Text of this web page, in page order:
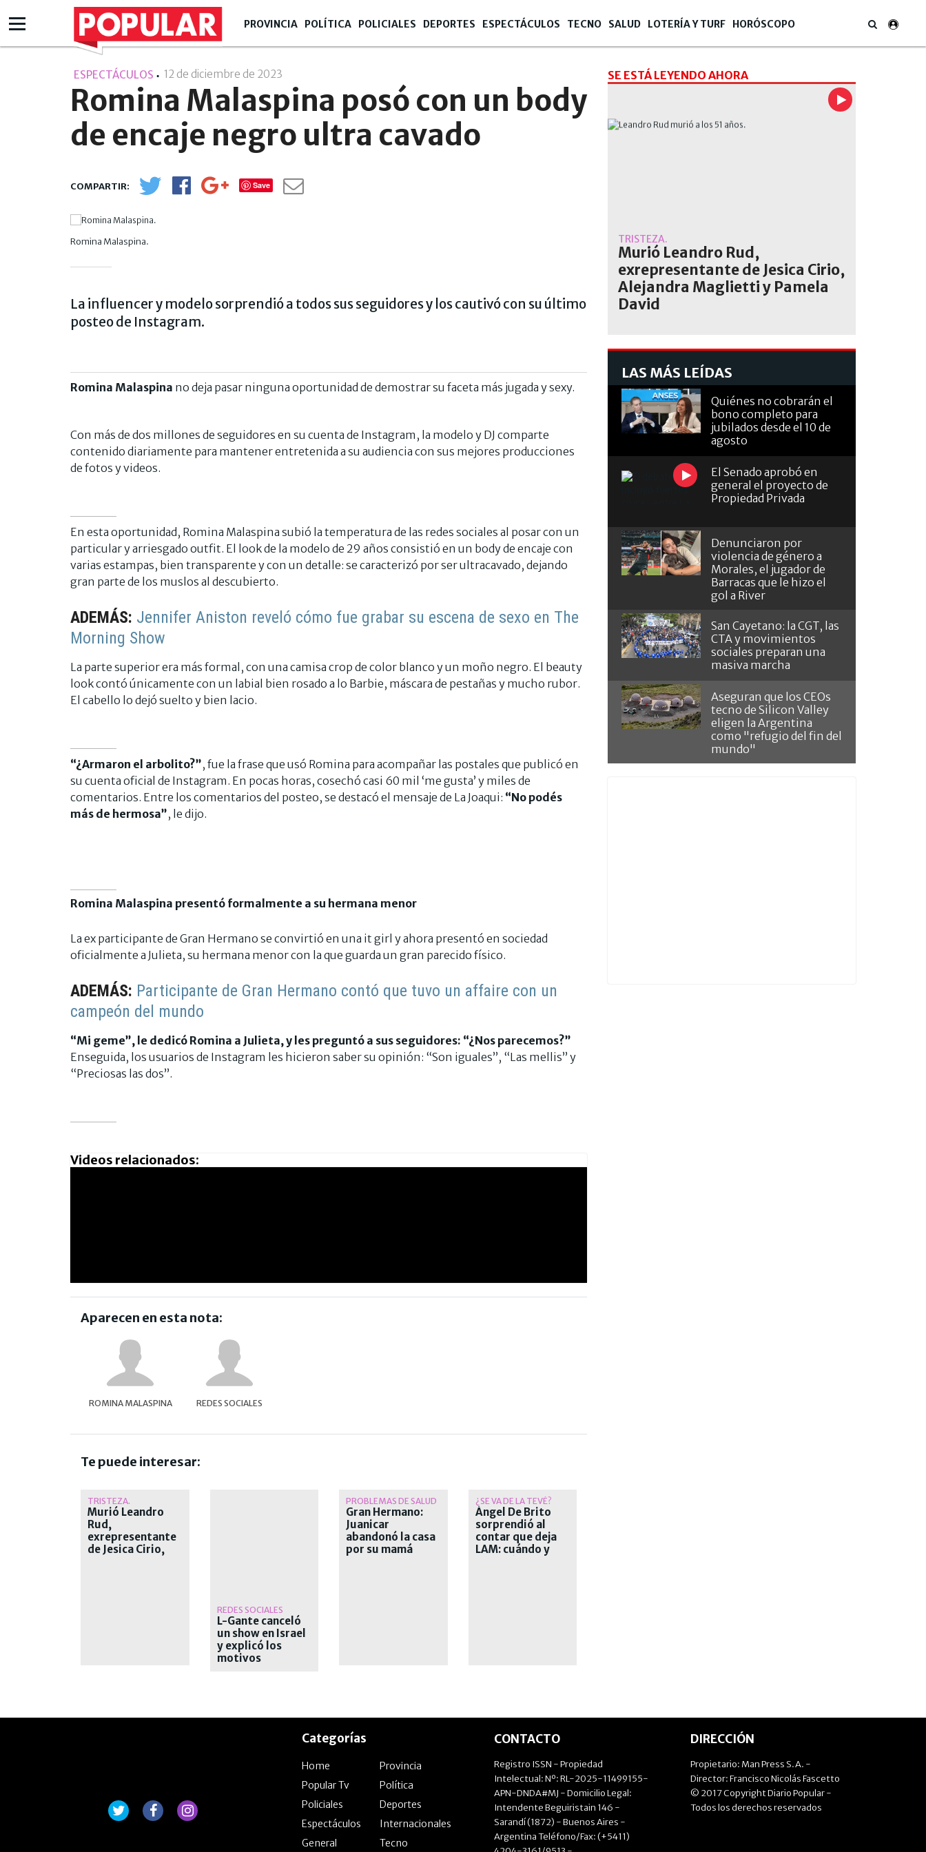
PROVINCIA POLÍTICA POLICIALES DEPORTES ESPECTÁCULOS TECNO SALUD LOTERÍA Y TURF HORÓSCOPO
ESPECTÁCULOS 12 de diciembre de 2023
Romina Malaspina posó con un body
de encaje negro ultra cavado
Save
Romina Malaspina.
La influencer y modelo sorprendió a todos sus seguidores y los cautivó con su último
posteo de Instagram.
Romina Malaspina no deja pasar ninguna oportunidad de demostrar su faceta más jugada y sexy.
Con más de dos millones de seguidores en su cuenta de Instagram, la modelo y DJ comparte
contenido diariamente para mantener entretenida a su audiencia con sus mejores producciones
de fotos y videos.
En esta oportunidad, Romina Malaspina subió la temperatura de las redes sociales al posar con un
particular y arriesgado outfit. El look de la modelo de 29 años consistió en un body de encaje con
varias estampas, bien transparente y con un detalle: se caracterizó por ser ultracavado, dejando
gran parte de los muslos al descubierto.
ADEMÁS: Jennifer Aniston reveló cómo fue grabar su escena de sexo en The
Morning Show
La parte superior era más formal, con una camisa crop de color blanco y un moño negro. El beauty
look contó únicamente con un labial bien rosado a lo Barbie, máscara de pestañas y mucho rubor.
El cabello lo dejó suelto y bien lacio.
“¿Armaron el arbolito?”, fue la frase que usó Romina para acompañar las postales que publicó en
su cuenta oficial de Instagram. En pocas horas, cosechó casi 60 mil ‘me gusta’ y miles de
comentarios. Entre los comentarios del posteo, se destacó el mensaje de La Joaqui: “No podés
más de hermosa”, le dijo.
Romina Malaspina presentó formalmente a su hermana menor
La ex participante de Gran Hermano se convirtió en una it girl y ahora presentó en sociedad
oficialmente a Julieta, su hermana menor con la que guarda un gran parecido físico.
ADEMÁS: Participante de Gran Hermano contó que tuvo un affaire con un
campeón del mundo
“Mi geme”, le dedicó Romina a Julieta, y les preguntó a sus seguidores: “¿Nos parecemos?”
Enseguida, los usuarios de Instagram les hicieron saber su opinión: “Son iguales”, “Las mellis” y
“Preciosas las dos”.
Videos relacionados:
Aparecen en esta nota:
ROMINA MALASPINA REDES SOCIALES
Te puede interesar:
TRISTEZA.
Murió Leandro
Rud,
exrepresentante
de Jesica Cirio,
REDES SOCIALES
L-Gante canceló
un show en Israel
y explicó los
motivos
PROBLEMAS DE SALUD
Gran Hermano:
Juanicar
abandonó la casa
por su mamá
¿SE VA DE LA TEVÉ?
Ángel De Brito
sorprendió al
contar que deja
LAM: cuándo y
SE ESTÁ LEYENDO AHORA
TRISTEZA.
Murió Leandro Rud,
exrepresentante de Jesica Cirio,
Alejandra Maglietti y Pamela
David
LAS MÁS LEÍDAS
Quiénes no cobrarán el
bono completo para
jubilados desde el 10 de
agosto
El Senado aprobó en
general el proyecto de
Propiedad Privada
Denunciaron por
violencia de género a
Morales, el jugador de
Barracas que le hizo el
gol a River
San Cayetano: la CGT, las
CTA y movimientos
sociales preparan una
masiva marcha
Aseguran que los CEOs
tecno de Silicon Valley
eligen la Argentina
como "refugio del fin del
mundo"
Categorías
Home
Provincia
Popular Tv
Política
Policiales
Deportes
Espectáculos
Internacionales
General
Tecno
CONTACTO
Registro ISSN - Propiedad
Intelectual: Nº: RL-2025-11499155-
APN-DNDA#MJ - Domicilio Legal:
Intendente Beguiristain 146 -
Sarandí (1872) - Buenos Aires -
Argentina Teléfono/Fax: (+5411)
DIRECCIÓN
Propietario: Man Press S.A. -
Director: Francisco Nicolás Fascetto
© 2017 Copyright Diario Popular -
Todos los derechos reservados